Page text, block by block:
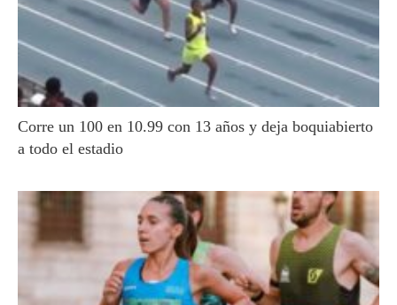
Corre un 100 en 10.99 con 13 años y deja boquiabierto
a todo el estadio